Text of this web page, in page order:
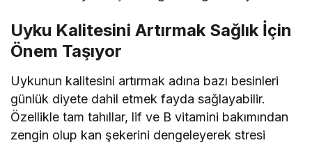
Uyku Kalitesini Artırmak Sağlık İçin
Önem Taşıyor
Uykunun kalitesini artırmak adına bazı besinleri
günlük diyete dahil etmek fayda sağlayabilir.
Özellikle tam tahıllar, lif ve B vitamini bakımından
zengin olup kan şekerini dengeleyerek stresi